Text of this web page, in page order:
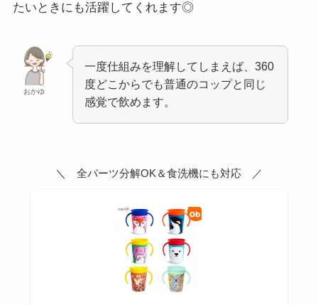
たいときにも活躍してくれます◎
おかゆ
一度仕組みを理解してしまえば、360
度どこからでも普通のコップと同じ
感覚で飲めます。
＼ 全パーツ分解OK＆食洗機にも対応 ／